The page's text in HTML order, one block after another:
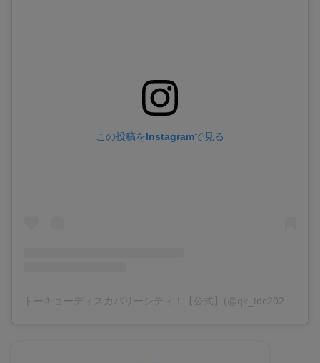
この投稿をInstagramで見る